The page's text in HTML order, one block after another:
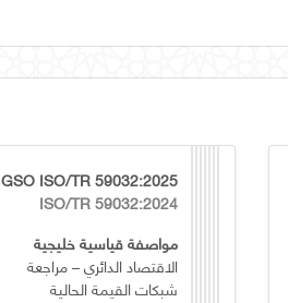
GSO ISO/TR 59032:2025
ISO/TR 59032:2024
مواصفة قياسية خليجية
الاقتصاد الدائري – مراجعة
شبكات القيمة الحالية